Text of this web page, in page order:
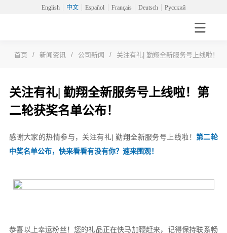
English 中文 Español Français Deutsch Русский
首页 / 新闻资讯 / 公司新闻 / 关注有礼| 勤翔全新服务号上线啦！
关注有礼| 勤翔全新服务号上线啦！第
二轮获奖名单公布！